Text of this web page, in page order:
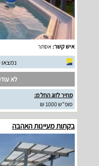
איש קשר: אסתר
נמצאו 10 חוות דעת אמיתיות
לא
מחיר לזוג החל מ:
סופ"ש 1000 ₪
בקתות מעיינות האהבה